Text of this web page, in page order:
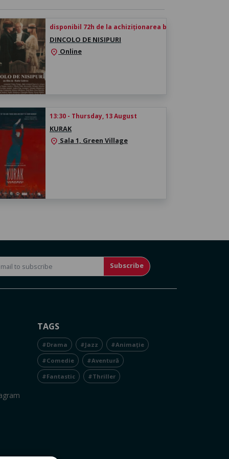
disponibil 72h de la achiziționarea biletului
DINCOLO DE NISIPURI
location_on Online
13:30 - Thursday, 13 August
KURAK
location_on Sala 1, Green Village
Subscribe
TAGS
#Drama #Jazz #Animație
#Comedie #Aventură
#Fantastic #Thriller